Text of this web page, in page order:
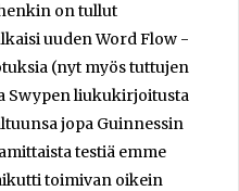
on tullut
uuden Word Flow -
(nyt myös tuttujen
Swypen liukukirjoitusta
jopa Guinnessin
testiä emme
toimivan oikein